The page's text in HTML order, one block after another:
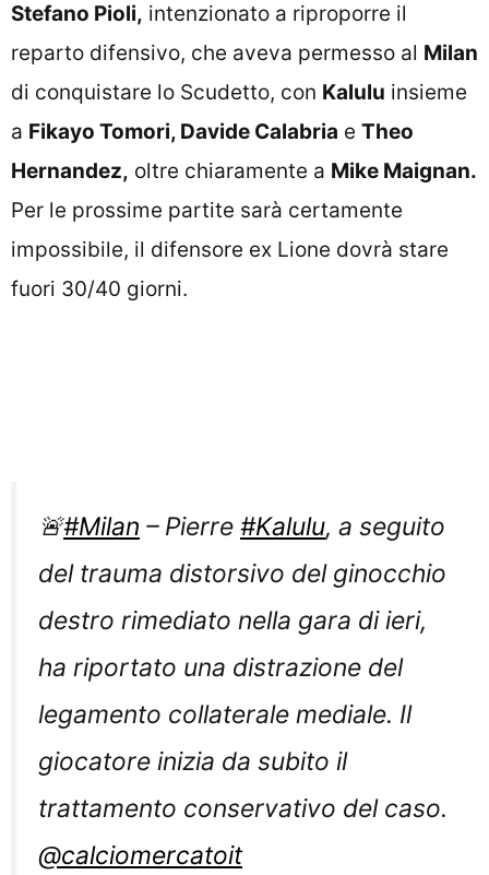
Stefano Pioli, intenzionato a riproporre il
reparto difensivo, che aveva permesso al Milan
di conquistare lo Scudetto, con Kalulu insieme
a Fikayo Tomori, Davide Calabria e Theo
Hernandez, oltre chiaramente a Mike Maignan.
Per le prossime partite sarà certamente
impossibile, il difensore ex Lione dovrà stare
fuori 30/40 giorni.
🚨#Milan – Pierre #Kalulu, a seguito
del trauma distorsivo del ginocchio
destro rimediato nella gara di ieri,
ha riportato una distrazione del
legamento collaterale mediale. Il
giocatore inizia da subito il
trattamento conservativo del caso.
@calciomercatoit